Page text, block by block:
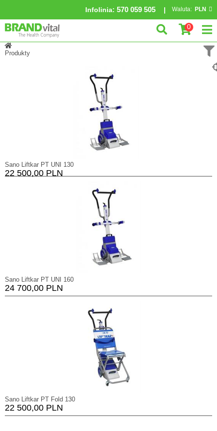
Infolinia: 570 059 505 Waluta: PLN
0
Produkty
Sano Liftkar PT UNI 130
22 500,00 PLN
Sano Liftkar PT UNI 160
24 700,00 PLN
Sano Liftkar PT Fold 130
22 500,00 PLN